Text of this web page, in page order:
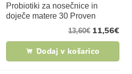
Probiotiki za nosečnice in
doječe matere 30 Proven
11,56€
13,60€
Dodaj v košarico